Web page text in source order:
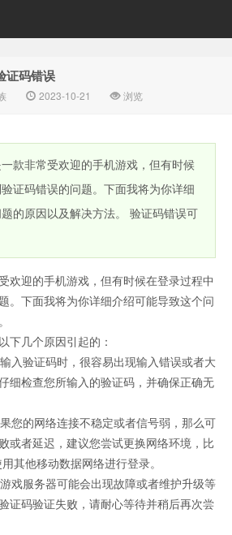
资
验
证码错误
2023-10-21 浏览
款非常受欢迎的手机游戏，但有时候
证码错误的问题。下面我将为你详细
的原因以及解决方法。 验证码错误可
欢迎的手机游戏，但有时候在登录过程中
。下面我将为你详细介绍可能导致这个问
下几个原因引起的：
入验证码时，很容易出现输入错误或者大
细检查您所输入的验证码，并确保正确无
您的网络连接不稳定或者信号弱，那么可
或者延迟，建议您尝试更换网络环境，比
其他移动数据网络进行登录。
戏服务器可能会出现故障或者维护升级等
证码验证失败，请耐心等待并稍后再次尝